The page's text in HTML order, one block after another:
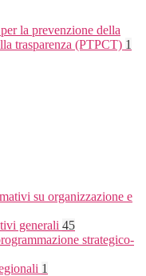
la prevenzione della
trasparenza (PTPCT) 1
su organizzazione e
generali 45
strategico-
1